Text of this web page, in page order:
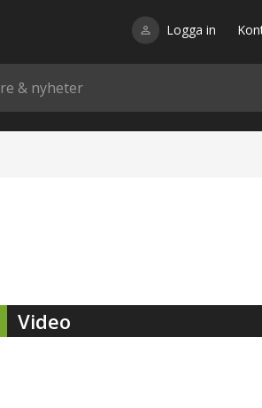
Logga in
Video